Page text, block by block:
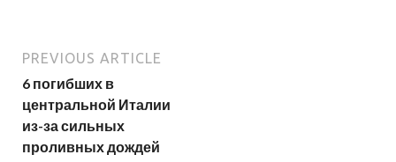
PREVIOUS ARTICLE
6 погибших в
центральной Италии
из-за сильных
проливных дождей